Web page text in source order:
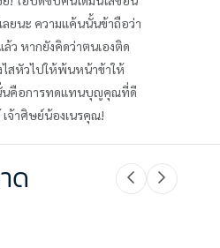
ยนะ ความแค้นนั้นข้าถือว่า
ว หากยังคิดว่าตนเองติด
สหัวไปให้พ้นหน้าข้าให้
นั่นคือการทดแทนบุญคุณที่ดี
เจ้าศิษย์น้องเนรคุณ!
ด